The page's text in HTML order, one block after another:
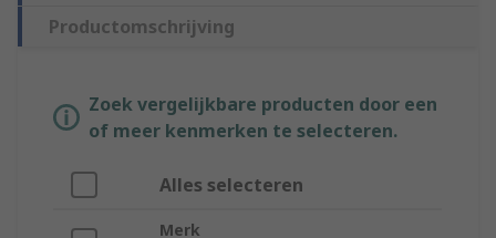
Productomschrijving
Zoek vergelijkbare producten door een
of meer kenmerken te selecteren.
Alles selecteren
Merk